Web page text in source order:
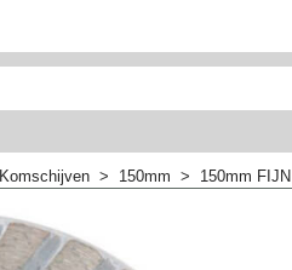
Komschijven > 150mm > 150mm